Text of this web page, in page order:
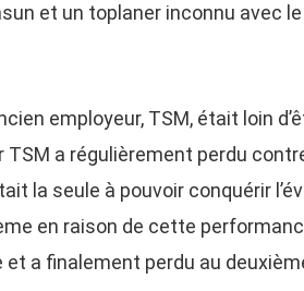
et un toplaner inconnu avec
employeur, TSM, était loin
TSM a régulièrement perdu
la seule à pouvoir conquérir
en raison de cette
a finalement perdu au